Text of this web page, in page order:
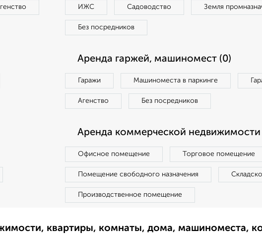
ИЖС Садоводство Земля
Без посредников
Аренда гаржей, машиномест (0)
Гаражи Машиноместа в паркинге
Агенство Без посредников
Аренда коммерческой недвижимости
Офисное помещение Торговое помещение
Помещение свободного назначения
Производственное помещение
квартиры, комнаты, дома, машиноместа,